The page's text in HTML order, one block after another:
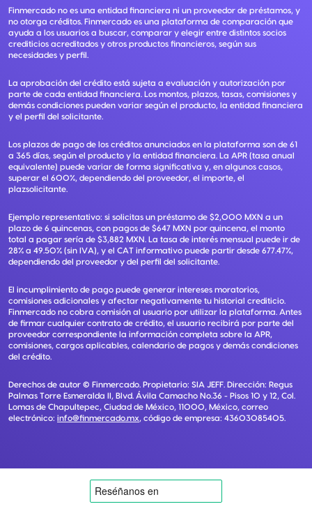
Finmercado no es una entidad financiera ni un proveedor de préstamos, y
no otorga créditos. Finmercado es una plataforma de comparación que
ayuda a los usuarios a buscar, comparar y elegir entre distintos socios
crediticios acreditados y otros productos financieros, según sus
necesidades y perfil.
La aprobación del crédito está sujeta a evaluación y autorización por
parte de cada entidad financiera. Los montos, plazos, tasas, comisiones y
demás condiciones pueden variar según el producto, la entidad financiera
y el perfil del solicitante.
Los plazos de pago de los créditos anunciados en la plataforma son de 61
a 365 días, según el producto y la entidad financiera. La APR (tasa anual
equivalente) puede variar de forma significativa y, en algunos casos,
superar el 600%, dependiendo del proveedor, el importe, el
plazsolicitante.
Ejemplo representativo: si solicitas un préstamo de $2,000 MXN a un
plazo de 6 quincenas, con pagos de $647 MXN por quincena, el monto
total a pagar sería de $3,882 MXN. La tasa de interés mensual puede ir de
28% a 49.50% (sin IVA), y el CAT informativo puede partir desde 677.47%,
dependiendo del proveedor y del perfil del solicitante.
El incumplimiento de pago puede generar intereses moratorios,
comisiones adicionales y afectar negativamente tu historial crediticio.
Finmercado no cobra comisión al usuario por utilizar la plataforma. Antes
de firmar cualquier contrato de crédito, el usuario recibirá por parte del
proveedor correspondiente la información completa sobre la APR,
comisiones, cargos aplicables, calendario de pagos y demás condiciones
del crédito.
Derechos de autor © Finmercado. Propietario: SIA JEFF. Dirección: Regus
Palmas Torre Esmeralda II, Blvd. Ávila Camacho No.36 - Pisos 10 y 12, Col.
Lomas de Chapultepec, Ciudad de México, 11000, México, correo
electrónico: info@finmercado.mx, código de empresa: 43603085405.